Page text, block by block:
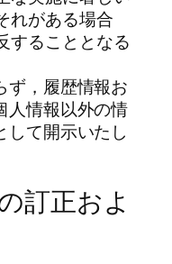
れがある場合
することとなる
ず，履歴情報お
人情報以外の情
して開示いたし
訂正およ